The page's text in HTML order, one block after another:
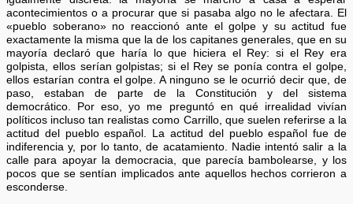
acontecimientos o a procurar que si pasaba algo no le afectara. El
«pueblo soberano» no reaccionó ante el golpe y su actitud fue
exactamente la misma que la de los capitanes generales, que en su
mayoría declaró que haría lo que hiciera el Rey: si el Rey era
golpista, ellos serían golpistas; si el Rey se ponía contra el golpe,
ellos estarían contra el golpe. A ninguno se le ocurrió decir que, de
paso, estaban de parte de la Constitución y del sistema
democrático. Por eso, yo me preguntó en qué irrealidad vivían
políticos incluso tan realistas como Carrillo, que suelen referirse a la
actitud del pueblo español. La actitud del pueblo español fue de
indiferencia y, por lo tanto, de acatamiento. Nadie intentó salir a la
calle para apoyar la democracia, que parecía bambolearse, y los
pocos que se sentían implicados ante aquellos hechos corrieron a
esconderse.